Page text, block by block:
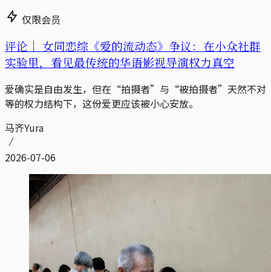
仅限会员
评论｜ 女同恋综《爱的流动态》争议：在小众社群
实验里，看见最传统的华语影视导演权力真空
爱确实是自由发生，但在“拍摄者”与“被拍摄者”天然不对
等的权力结构下，这份爱更应该被小心安放。
马齐Yura
2026-07-06